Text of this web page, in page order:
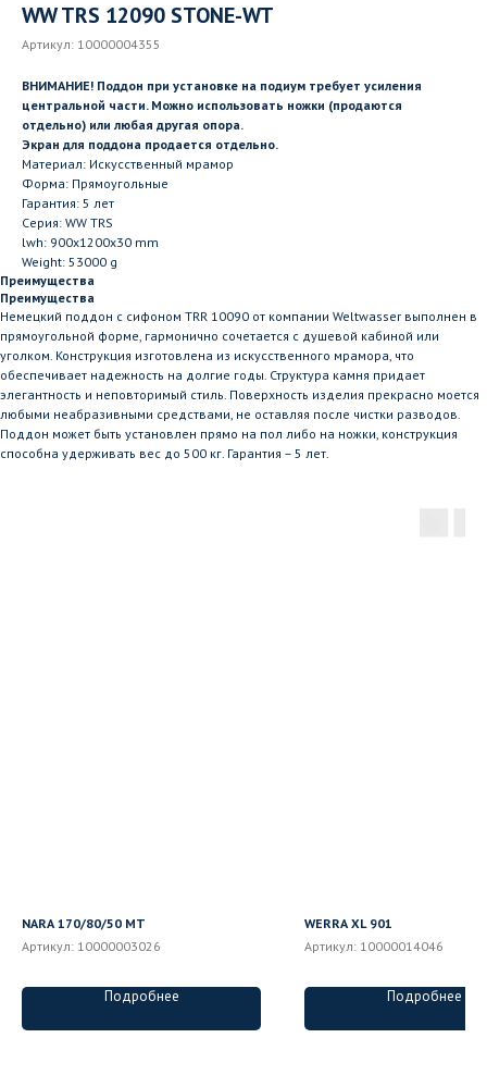
WW TRS 12090 STONE-WT
Артикул: 10000004355
ВНИМАНИЕ! Поддон при установке на подиум требует усиления
центральной части. Можно использовать ножки (продаются
отдельно) или любая другая опора.
Экран для поддона продается отдельно.
Материал: Искусственный мрамор
Форма: Прямоугольные
Гарантия: 5 лет
Серия: WW TRS
lwh: 900x1200x30 mm
Weight: 53000 g
Преимущества
Преимущества
Немецкий поддон с сифоном TRR 10090 от компании Weltwasser выполнен в
прямоугольной форме, гармонично сочетается с душевой кабиной или
уголком. Конструкция изготовлена из искусственного мрамора, что
обеспечивает надежность на долгие годы. Структура камня придает
элегантность и неповторимый стиль. Поверхность изделия прекрасно моется
любыми неабразивными средствами, не оставляя после чистки разводов.
Поддон может быть установлен прямо на пол либо на ножки, конструкция
способна удерживать вес до 500 кг. Гарантия – 5 лет.
NARA 170/80/50 MT
Артикул: 10000003026
Подробнее
WERRA XL 901
Артикул: 10000014046
Подробнее